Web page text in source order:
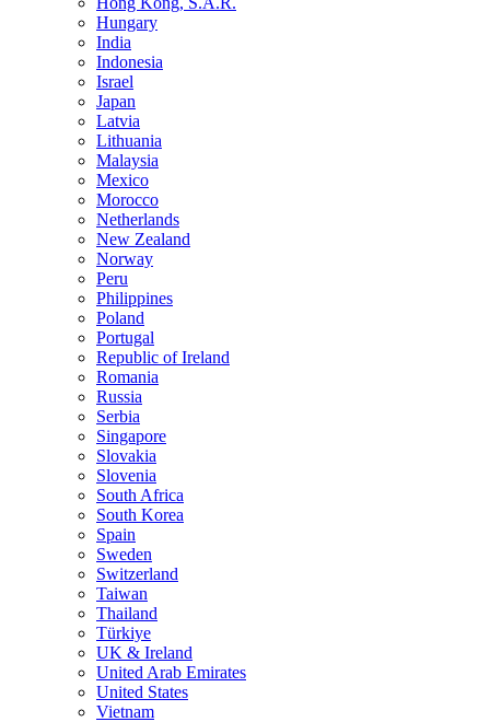
Hungary
India
Indonesia
Israel
Japan
Latvia
Lithuania
Malaysia
Mexico
Morocco
Netherlands
New Zealand
Norway
Peru
Philippines
Poland
Portugal
Republic of Ireland
Romania
Russia
Serbia
Singapore
Slovakia
Slovenia
South Africa
South Korea
Spain
Sweden
Switzerland
Taiwan
Thailand
Türkiye
UK & Ireland
United Arab Emirates
United States
Vietnam